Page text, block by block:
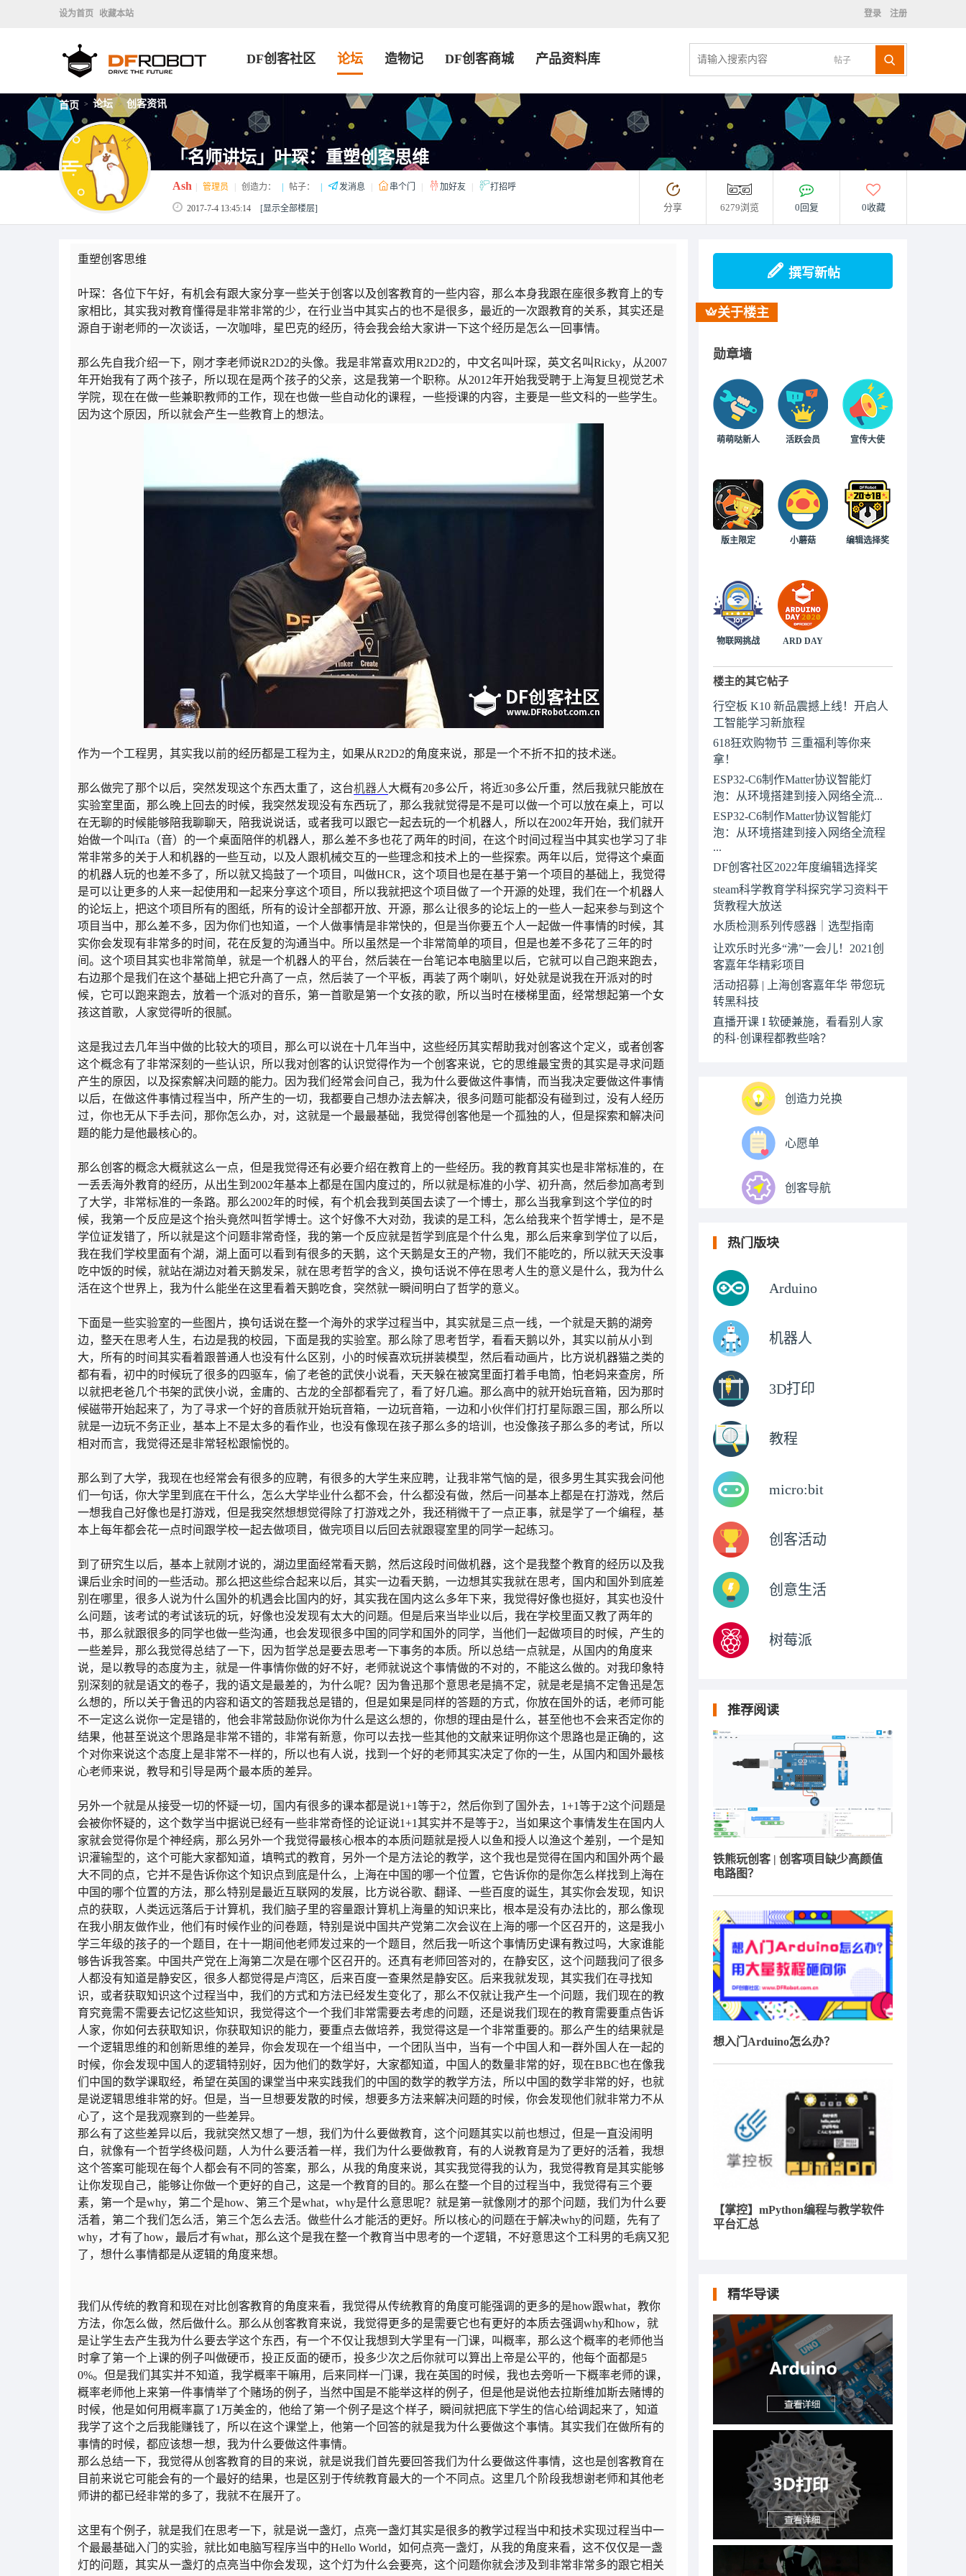
设为首页 收藏本站 登录 注册
帖子
DF创客社区 论坛 造物记 DF创客商城 产品资料库
首页 > 论坛 > 创客资讯
「名师讲坛」叶琛：重塑创客思维
Ash 管理员 创造力： 帖子： 发消息 串个门 加好友 打招呼
2017-7-4 13:45:14 [显示全部楼层] 分享 6279浏览 0回复 0收藏
重塑创客思维
叶琛：各位下午好，有机会有跟大家分享一些关于创客以及创客教育的一些内容，那么本身我跟在座很多教育上的专
家相比，其实我对教育懂得是非常非常的少，在行业当中其实占的也不是很多，最近的一次跟教育的关系，其实还是
源自于谢老师的一次谈话，一次咖啡，星巴克的经历，待会我会给大家讲一下这个经历是怎么一回事情。
那么先自我介绍一下，刚才李老师说R2D2的头像。我是非常喜欢用R2D2的，中文名叫叶琛，英文名叫Ricky，从2007
年开始我有了两个孩子，所以现在是两个孩子的父亲，这是我第一个职称。从2012年开始我受聘于上海复旦视觉艺术
学院，现在在做一些兼职教师的工作，现在也做一些自动化的课程，一些授课的内容，主要是一些文科的一些学生。
因为这个原因，所以就会产生一些教育上的想法。
作为一个工程男，其实我以前的经历都是工程为主，如果从R2D2的角度来说，那是一个不折不扣的技术迷。
那么做完了那个以后，突然发现这个东西太重了，这台机器人大概有20多公斤，将近30多公斤重，然后我就只能放在
实验室里面，那么晚上回去的时候，我突然发现没有东西玩了，那么我就觉得是不是可以做一个可以放在桌上，可以
在无聊的时候能够陪我聊聊天，陪我说说话，或者我可以跟它一起去玩的一个机器人，所以在2002年开始，我们就开
始做一个叫iTa（音）的一个桌面陪伴的机器人，那么差不多也花了两年的时间，在这个时间过程当中其实也学习了非
常非常多的关于人和机器的一些互动，以及人跟机械交互的一些理念和技术上的一些探索。两年以后，觉得这个桌面
的机器人玩的也差不多了，所以就又捣鼓了一个项目，叫做HCR，这个项目也是在基于第一个项目的基础上，我觉得
是可以让更多的人来一起使用和一起来分享这个项目，所以我就把这个项目做了一个开源的处理，我们在一个机器人
的论坛上，把这个项目所有的图纸，所有的设计全部都开放、开源，那么让很多的论坛上的一些人一起来参与到这个
项目当中，那么差不多，因为你们也知道，一个人做事情是非常快的，但是当你要五个人一起做一件事情的时候，其
实你会发现有非常多的时间，花在反复的沟通当中。所以虽然是一个非常简单的项目，但是也差不多花了三年的时
间。这个项目其实也非常简单，就是一个机器人的平台，然后装在一台笔记本电脑里以后，它就可以自己跑来跑去，
右边那个是我们在这个基础上把它升高了一点，然后装了一个平板，再装了两个喇叭，好处就是说我在开派对的时
候，它可以跑来跑去，放着一个派对的音乐，第一首歌是第一个女孩的歌，所以当时在楼梯里面，经常想起第一个女
孩这首歌，人家觉得听的很腻。
这是我过去几年当中做的比较大的项目，那么可以说在十几年当中，这些经历其实帮助我对创客这个定义，或者创客
这个概念有了非常深刻的一些认识，所以我对创客的认识觉得作为一个创客来说，它的思维最宝贵的其实是寻求问题
产生的原因，以及探索解决问题的能力。因为我们经常会问自己，我为什么要做这件事情，而当我决定要做这件事情
以后，在做这件事情过程当中，所产生的一切，我都要自己想办法去解决，很多问题可能都没有碰到过，没有人经历
过，你也无从下手去问，那你怎么办，对，这就是一个最最基础，我觉得创客他是一个孤独的人，但是探索和解决问
题的能力是他最核心的。
那么创客的概念大概就这么一点，但是我觉得还有必要介绍在教育上的一些经历。我的教育其实也是非常标准的，在
一丢丢海外教育的经历，从出生到2002年基本上都是在国内度过的，所以就是标准的小学、初升高，然后参加高考到
了大学，非常标准的一条路。那么2002年的时候，有个机会我到英国去读了一个博士，那么当我拿到这个学位的时
候，我第一个反应是这个抬头竟然叫哲学博士。这个好像不大对劲，我读的是工科，怎么给我来个哲学博士，是不是
学位证发错了，所以就是这个问题非常奇怪，我的第一个反应就是哲学到底是个什么鬼，那么后来拿到学位了以后，
我在我们学校里面有个湖，湖上面可以看到有很多的天鹅，这个天鹅是女王的产物，我们不能吃的，所以就天天没事
吃中饭的时候，就站在湖边对着天鹅发呆，就在思考哲学的含义，换句话说不停在思考人生的意义是什么，我为什么
活在这个世界上，我为什么能坐在这里看着天鹅吃食，突然就一瞬间明白了哲学的意义。
下面是一些实验室的一些图片，换句话说在整一个海外的求学过程当中，其实就是三点一线，一个就是天鹅的湖旁
边，整天在思考人生，右边是我的校园，下面是我的实验室。那么除了思考哲学，看看天鹅以外，其实以前从小到
大，所有的时间其实看着跟普通人也没有什么区别，小的时候喜欢玩拼装模型，然后看动画片，比方说机器猫之类的
都有看，初中的时候玩了很多的四驱车，偷了老爸的武侠小说看，天天躲在被窝里面打着手电筒，怕老妈来查房，所
以就把老爸几个书架的武侠小说，金庸的、古龙的全部都看完了，看了好几遍。那么高中的就开始玩音箱，因为那时
候磁带开始起来了，为了寻求一个好的音质就开始玩音箱，一边玩音箱，一边和小伙伴们打打星际跟三国，那么所以
就是一边玩不务正业，基本上不是太多的看作业，也没有像现在孩子那么多的培训，也没像孩子那么多的考试，所以
相对而言，我觉得还是非常轻松跟愉悦的。
那么到了大学，我现在也经常会有很多的应聘，有很多的大学生来应聘，让我非常气恼的是，很多男生其实我会问他
们一句话，你大学里到底在干什么，怎么大学毕业什么都不会，什么都没有做，然后一问基本上都是在打游戏，然后
一想我自己好像也是打游戏，但是我突然想想觉得除了打游戏之外，我还稍微干了一点正事，就是学了一个编程，基
本上每年都会花一点时间跟学校一起去做项目，做完项目以后回去就跟寝室里的同学一起练习。
到了研究生以后，基本上就刚才说的，湖边里面经常看天鹅，然后这段时间做机器，这个是我整个教育的经历以及我
课后业余时间的一些活动。那么把这些综合起来以后，其实一边看天鹅，一边想其实我就在思考，国内和国外到底差
别在哪里，很多人说为什么国外的机遇会比国内的好，其实我在国内这么多年下来，我觉得好像也挺好，其实也没什
么问题，该考试的考试该玩的玩，好像也没发现有太大的问题。但是后来当毕业以后，我在学校里面又教了两年的
书，那么就跟很多的同学也做一些沟通，也会发现很多中国的同学和国外的同学，当他们一起做项目的时候，产生的
一些差异，那么我觉得总结了一下，因为哲学总是要去思考一下事务的本质。所以总结一点就是，从国内的角度来
说，是以教导的态度为主，就是一件事情你做的好不好，老师就说这个事情做的不对的，不能这么做的。对我印象特
别深刻的就是语文的卷子，我的语文是最差的，为什么呢？因为鲁迅那个意思老是搞不定，就是老是搞不定鲁迅是怎
么想的，所以关于鲁迅的内容和语文的答题我总是错的，但是如果是同样的答题的方式，你放在国外的话，老师可能
不一定这么说你一定是错的，他会非常鼓励你说你为什么是这么想的，你想的理由是什么，甚至他也不会来否定你的
结果，他甚至说这个思路是非常不错的，非常有新意，你可以去找一些其他的文献来证明你这个思路也是正确的，这
个对你来说这个态度上是非常不一样的，所以也有人说，找到一个好的老师其实决定了你的一生，从国内和国外最核
心老师来说，教导和引导是两个最本质的差异。
另外一个就是从接受一切的怀疑一切，国内有很多的课本都是说1+1等于2，然后你到了国外去，1+1等于2这个问题是
会被你怀疑的，这个数学当中据说已经有一些非常奇怪的论证说1+1其实并不是等于2，当如果这个事情发生在国内人
家就会觉得你是个神经病，那么另外一个我觉得最核心根本的本质问题就是授人以鱼和授人以渔这个差别，一个是知
识灌输型的，这个可能大家都知道，填鸭式的教育，另外一个是方法论的教学，这个我也是觉得在国内和国外两个最
大不同的点，它并不是告诉你这个知识点到底是什么，上海在中国的哪一个位置，它告诉你的是你怎么样找到上海在
中国的哪个位置的方法，那么特别是最近互联网的发展，比方说谷歌、翻译、一些百度的诞生，其实你会发现，知识
点的获取，人类远远落后于计算机，我们脑子里的容量跟计算机上海量的知识来比，根本是没有办法比的，那么像现
在我小朋友做作业，他们有时候作业的问卷题，特别是说中国共产党第二次会议在上海的哪一个区召开的，这是我小
学三年级的孩子的一个题目，在十一期间他老师发过来的一个题目，然后我一听这个事情历史课有教过吗，大家谁能
够告诉我答案。中国共产党在上海第二次是在哪个区召开的。还真有老师回答对的，在静安区，这个问题我问了很多
人都没有知道是静安区，很多人都觉得是卢湾区，后来百度一查果然是静安区。后来我就发现，其实我们在寻找知
识，或者获取知识这个过程当中，我们的方式和方法已经发生变化了，那么不仅就让我产生一个问题，我们现在的教
育究竟需不需要去记忆这些知识，我觉得这个一个我们非常需要去考虑的问题，还是说我们现在的教育需要重点告诉
人家，你如何去获取知识，你获取知识的能力，要重点去做培养，我觉得这是一个非常重要的。那么产生的结果就是
一个逻辑思维的和创新思维的差异，你会发现在一个组当中，一个团队当中，当有一个中国人和一群外国人在一起的
时候，你会发现中国人的逻辑特别好，因为他们的数学好，大家都知道，中国人的数量非常的好，现在BBC也在像我
们中国的数学课取经，希望在英国的课堂当中来实践我们的中国的数学的教学方法，所以中国的数学非常的好，也就
是说逻辑思维非常的好。但是，当一旦想要发散的时候，想要多方法来解决问题的时候，你会发现他们就非常力不从
心了，这个是我观察到的一些差异。
那么有了这些差异以后，我就突然又想了一想，我们为什么要做教育，这个问题其实以前也想过，但是一直没闹明
白，就像有一个哲学终极问题，人为什么要活着一样，我们为什么要做教育，有的人说教育是为了更好的活着，我想
这个答案可能现在每个人都会有不同的答案，那么，从我的角度来说，其实我觉得我的认为，我觉得教育是其实能够
让你发现自己，能够让你做一个更好的自己，这是一个教育的目的。那么在整一个目的过程当中，我觉得有三个要
素，第一个是why，第二个是how、第三个是what，why是什么意思呢？就是第一就像刚才的那个问题，我们为什么要
活着，第二个我们怎么活，第三个怎么去活。做些什么才能活的更好。所以核心的问题在于解决why的问题，先有了
why，才有了how，最后才有what，那么这个是我在整一个教育当中思考的一个逻辑，不好意思这个工科男的毛病又犯
了，想什么事情都是从逻辑的角度来想。
我们从传统的教育和现在对比创客教育的角度来看，我觉得从传统教育的角度可能强调的更多的是how跟what，教你
方法，你怎么做，然后做什么。那么从创客教育来说，我觉得更多的是需要它也有更好的本质去强调why和how，就
是让学生去产生我为什么要去学这个东西，有一个不仅让我想到大学里有一门课，叫概率，那么这个概率的老师他当
时拿了第一个上课的例子叫做硬币，投正反面的硬币，投多少次之后你就可以算出上帝是公平的，他每个面都是5
0%。但是我们其实并不知道，我学概率干嘛用，后来同样一门课，我在英国的时候，我也去旁听一下概率老师的课，
概率老师他上来第一件事情举了个赌场的例子，当然中国是不能举这样的例子，但是他是说他去拉斯维加斯去赌博的
时候，他是如何用概率赢了1万美金的，他给了第一个例子是这个样子，瞬间就把底下学生的信心给调起来了，知道
我学了这个之后我能赚钱了，所以在这个课堂上，他第一个回答的就是我为什么要做这个事情。其实我们在做所有的
事情的时候，都应该想一想，我为什么要做这件事情。
那么总结一下，我觉得从创客教育的目的来说，就是说我们首先要回答我们为什么要做这件事情，这也是创客教育在
目前来说它可能会有的一个最好的结果，也是区别于传统教育最大的一个不同点。这里几个阶段我想谢老师和其他老
师讲的都已经非常的多了，我就不在展开了。
这里有个例子，就是我们在思考一下，就是说一盏灯，点亮一盏灯其实是很多的教学过程当中和技术实现过程当中一
个最最基础入门的实验，就比如电脑写程序当中的Hello World，如何点亮一盏灯，从我的角度来看，这不仅仅是一盏
灯的问题，其实从一盏灯的点亮当中你会发现，这个灯为什么会要亮，这个问题你就会涉及到非常非常多的跟它相关
撰写新帖
关于楼主
勋章墙
萌萌哒新人 活跃会员 宣传大使
版主限定 小蘑菇 编辑选择奖
物联网挑战 ARD DAY
楼主的其它帖子
行空板 K10 新品震撼上线！开启人
工智能学习新旅程
618狂欢购物节 三重福利等你来
拿！
ESP32-C6制作Matter协议智能灯
泡：从环境搭建到接入网络全流...
ESP32-C6制作Matter协议智能灯
泡：从环境搭建到接入网络全流程
DF创客社区2022年度编辑选择奖
steam科学教育学科探究学习资料干
货教程大放送
水质检测系列传感器｜选型指南
让欢乐时光多“沸”一会儿！2021创
客嘉年华精彩项目
活动招募 | 上海创客嘉年华 带您玩
转黑科技
直播开课 I 软硬兼施，看看别人家
的科·创课程都教些啥？
创造力兑换
心愿单
创客导航
热门版块
Arduino
机器人
3D打印
教程
micro:bit
创客活动
创意生活
树莓派
推荐阅读
铁熊玩创客 | 创客项目缺少高颜值
电路图？
想入门Arduino怎么办？
【掌控】mPython编程与教学软件
平台汇总
精华导读